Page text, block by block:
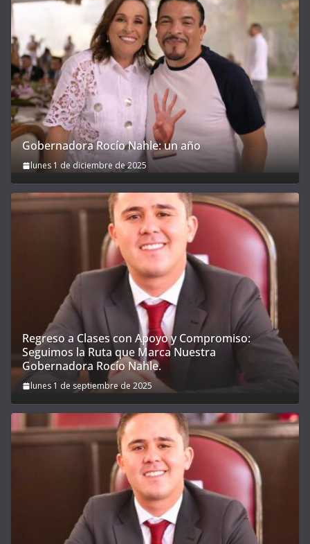
Gobernadora Rocío Nahle: un año
lunes 1 de diciembre de 2025
Regreso a Clases con Apoyo y Compromiso:
Seguimos la Ruta que Marca Nuestra
Gobernadora Rocío Nahle.
lunes 1 de septiembre de 2025